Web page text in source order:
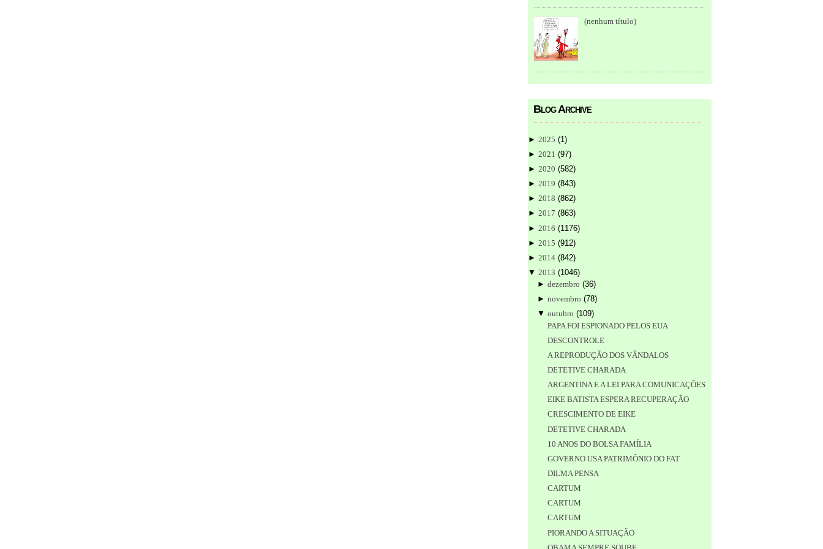
(nenhum título)
Blog Archive
► 2025 (1 )
► 2021 (97)
► 2020 (582)
► 2019 (843)
► 2018 (862)
► 2017 (863)
► 2016 (1176)
► 2015 (912)
► 2014 (842)
▼ 2013 (1046)
►dezembro (36)
►novembro (78)
▼outubro (109)
PAPA FOI ESPIONADO PELOS EUA
DESCONTROLE
A REPRODUÇÃO DOS VÂNDALOS
DETETIVE CHARADA
ARGENTINA E A LEI PARA COMUNICAÇÕES
EIKE BATISTA ESPERA RECUPERAÇÃO
CRESCIMENTO DE EIKE
DETETIVE CHARADA
10 ANOS DO BOLSA FAMÍLIA
GOVERNO USA PATRIMÔNIO DO FAT
DILMA PENSA
CARTUM
CARTUM
CARTUM
PIORANDO A SITUAÇÃO